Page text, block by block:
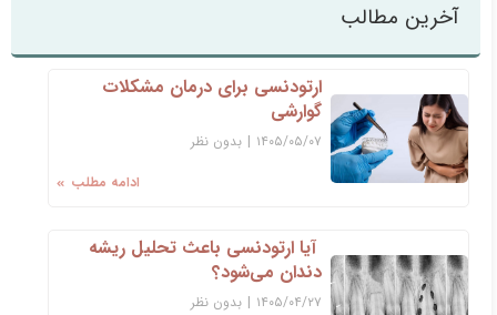
آخرین مطالب
ارتودنسی برای درمان مشکلات
گوارشی
۱۴۰۵/۰۵/۰۷ | بدون نظر
ادامه مطلب
آیا ارتودنسی باعث تحلیل ریشه
دندان می‌شود؟
۱۴۰۵/۰۴/۲۷ | بدون نظر